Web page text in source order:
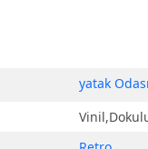
yatak Odası